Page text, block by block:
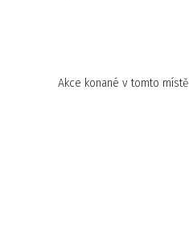
Akce konané v tomto místě